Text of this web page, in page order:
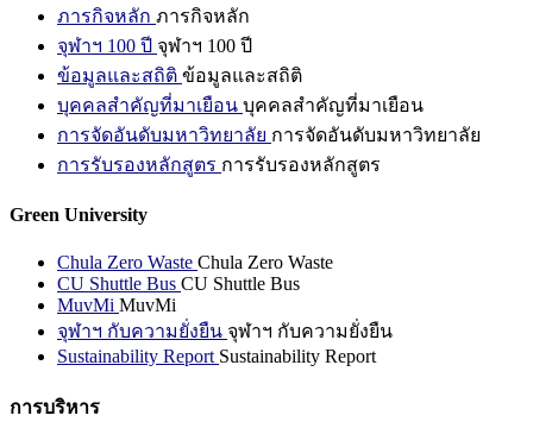
ภารกิจหลัก ภารกิจหลัก
จุฬาฯ 100 ปี จุฬาฯ 100 ปี
ข้อมูลและสถิติ ข้อมูลและสถิติ
บุคคลสำคัญที่มาเยือน บุคคลสำคัญที่มาเยือน
การจัดอันดับมหาวิทยาลัย การจัดอันดับมหาวิทยาลัย
การรับรองหลักสูตร การรับรองหลักสูตร
Green University
Chula Zero Waste Chula Zero Waste
CU Shuttle Bus CU Shuttle Bus
MuvMi MuvMi
จุฬาฯ กับความยั่งยืน จุฬาฯ กับความยั่งยืน
Sustainability Report Sustainability Report
การบริหาร